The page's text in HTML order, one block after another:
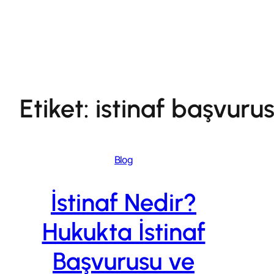
Etiket: istinaf
Blog
İstinaf Nedir?
Hukukta İstinaf
Başvurusu ve